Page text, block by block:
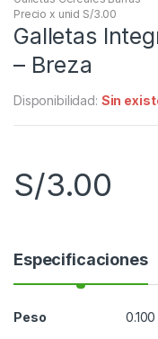
Precio x unid S/3.00
Galletas
– Breza
Disponibilidad: Sin
S/3.00
Especificaciones
Peso